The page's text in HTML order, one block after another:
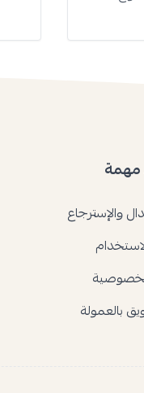
مهمة
والإسترجاع
بالعمولة